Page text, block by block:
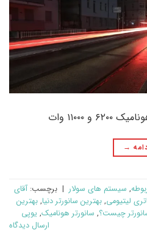
۱۱۰۰۰ وات
→
, سیستم های سولار | برچسب: آقای
لیتیومی, بهترین سانورتر دنیا, بهترین
چیست؟, سانورتر هونامیک, یوپی
ارسال دیدگاه